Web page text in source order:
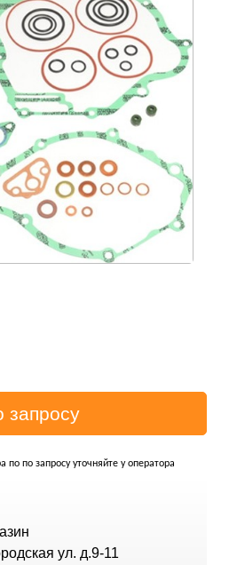
по по запросу уточняйте у оператора
ул. д.9-11